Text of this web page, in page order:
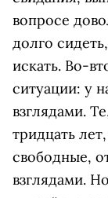
вопросе
долго
искать. Во-
ситуации: у
взглядами.
тридцать
свободные,
взглядами.